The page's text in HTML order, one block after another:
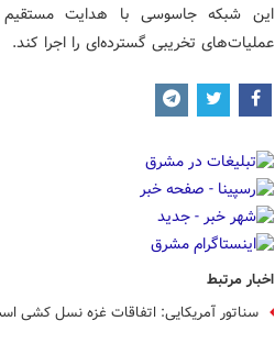
این شبکه جاسوسی با هدایت
عملیات‌های تخریبی گسترده‌ای را اجرا کند.
اخبار مرتبط
سناتور آمریکایی: اتفاقات غزه نسل کشی